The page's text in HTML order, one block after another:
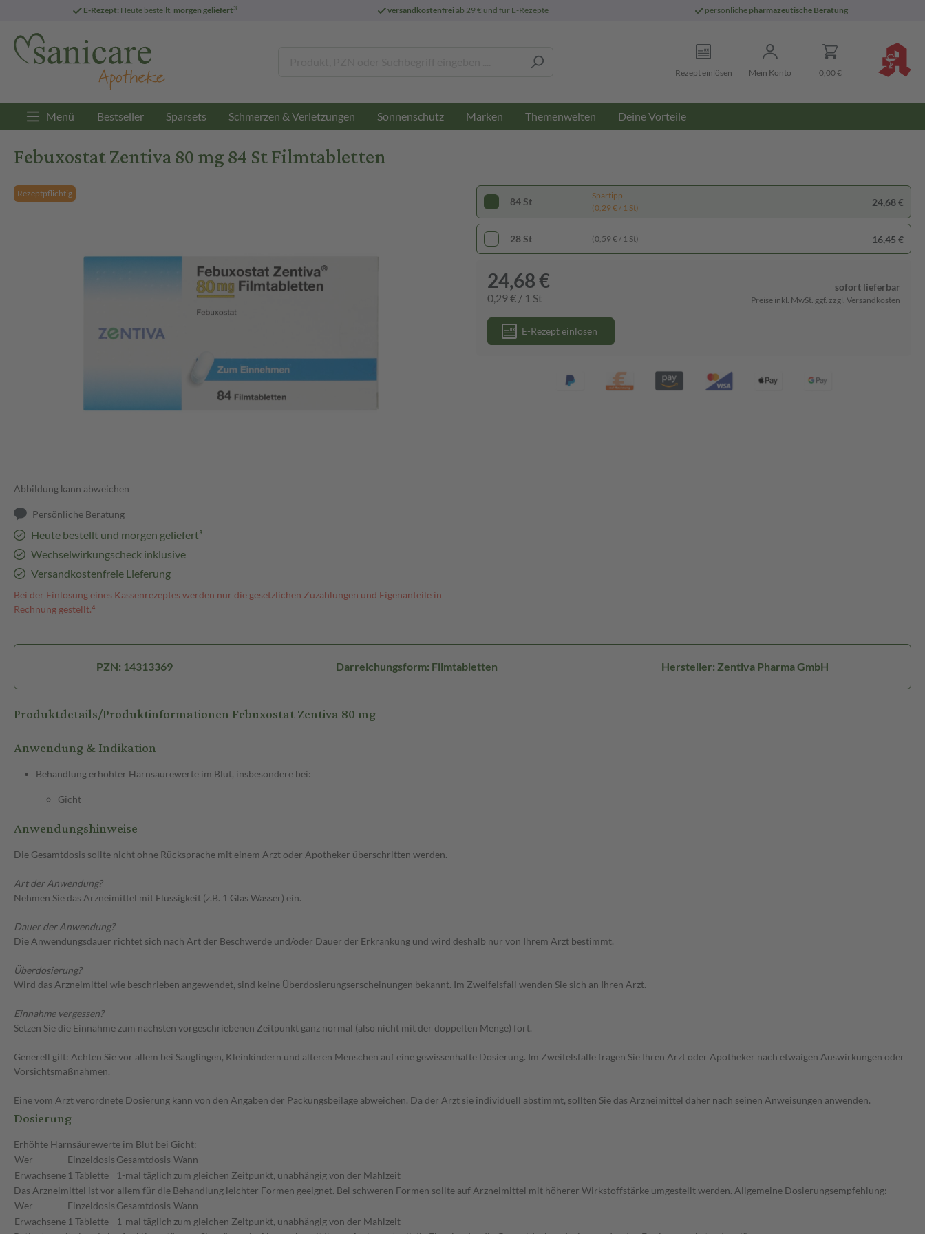
E-Rezept: Heute bestellt, morgen geliefert3 versandkostenfreiab 29 € und für E-Rezepte persönliche pharmazeutische Beratung
Rezept einlösen Mein Konto 0,00 €
Menü Bestseller Sparsets Schmerzen & Verletzungen Sonnenschutz Marken Themenwelten Deine Vorteile
Febuxostat Zentiva 80 mg 84 St Filmtabletten
Rezeptpflichtig
Abbildung kann abweichen
Persönliche Beratung
Heute bestellt und morgen geliefert³
Wechselwirkungscheck inklusive
Versandkostenfreie Lieferung
Bei der Einlösung eines Kassenrezeptes werden nur die gesetzlichen Zuzahlungen und Eigenanteile in
Rechnung gestellt.⁴
84 St
Spartipp
(0,29 € / 1 St)
24,68 €
28 St (0,59 € / 1 St) 16,45 €
24,68 €
0,29 € / 1 St
sofort lieferbar
Preise inkl. MwSt. ggf. zzgl. Versandkosten
E-Rezept einlösen
PZN: 14313369 Darreichungsform: Filmtabletten Hersteller: Zentiva Pharma GmbH
Produktdetails/Produktinformationen Febuxostat Zentiva 80 mg
Anwendung & Indikation
Behandlung erhöhter Harnsäurewerte im Blut, insbesondere bei:
Gicht
Anwendungshinweise
Die Gesamtdosis sollte nicht ohne Rücksprache mit einem Arzt oder Apotheker überschritten werden.
Art der Anwendung?
Nehmen Sie das Arzneimittel mit Flüssigkeit (z.B. 1 Glas Wasser) ein.
Dauer der Anwendung?
Die Anwendungsdauer richtet sich nach Art der Beschwerde und/oder Dauer der Erkrankung und wird deshalb nur von Ihrem Arzt bestimmt.
Überdosierung?
Wird das Arzneimittel wie beschrieben angewendet, sind keine Überdosierungserscheinungen bekannt. Im Zweifelsfall wenden Sie sich an Ihren Arzt.
Einnahme vergessen?
Setzen Sie die Einnahme zum nächsten vorgeschriebenen Zeitpunkt ganz normal (also nicht mit der doppelten Menge) fort.
Generell gilt: Achten Sie vor allem bei Säuglingen, Kleinkindern und älteren Menschen auf eine gewissenhafte Dosierung. Im Zweifelsfalle fragen Sie Ihren Arzt oder Apotheker nach etwaigen Auswirkungen oder
Vorsichtsmaßnahmen.
Eine vom Arzt verordnete Dosierung kann von den Angaben der Packungsbeilage abweichen. Da der Arzt sie individuell abstimmt, sollten Sie das Arzneimittel daher nach seinen Anweisungen anwenden.
Dosierung
Erhöhte Harnsäurewerte im Blut bei Gicht:
Wer
Einzeldosis Gesamtdosis Wann
Erwachsene 1 Tablette 1-mal täglich zum gleichen Zeitpunkt, unabhängig von der Mahlzeit
Das Arzneimittel ist vor allem für die Behandlung leichter Formen geeignet. Bei schweren Formen sollte auf Arzneimittel mit höherer Wirkstoffstärke umgestellt werden. Allgemeine Dosierungsempfehlung:
Wer
Einzeldosis Gesamtdosis Wann
Erwachsene 1 Tablette 1-mal täglich zum gleichen Zeitpunkt, unabhängig von der Mahlzeit